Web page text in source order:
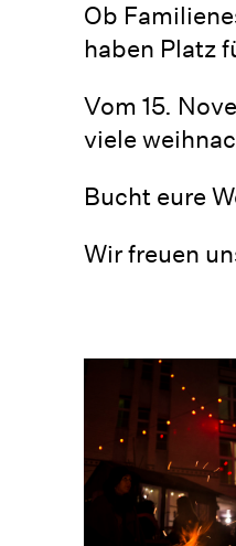
Ob
haben Platz
Vom 15.
viele
Bucht eure
Wir freuen